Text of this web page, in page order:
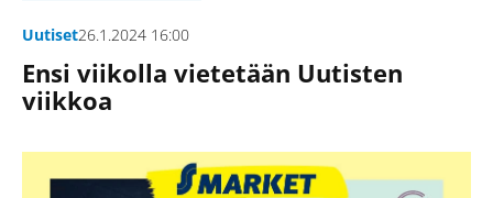
Uutiset26.1.2024 16:00
Ensi viikolla vietetään Uutisten
viikkoa